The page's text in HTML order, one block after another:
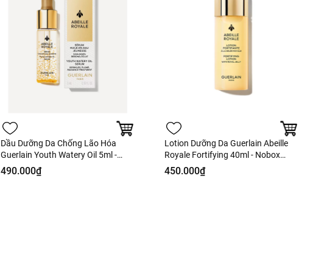
Dầu Dưỡng Da Chống Lão Hóa
Guerlain Youth Watery Oil 5ml -
Fullbox Hàng Duty
490.000₫
Lotion Dưỡng Da Guerlain Abeille
Royale Fortifying 40ml - Nobox
Hàng Duty
450.000₫